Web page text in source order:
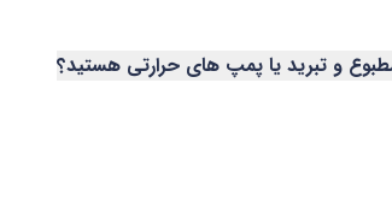
و تبرید یا پمپ های حرارتی هستید؟